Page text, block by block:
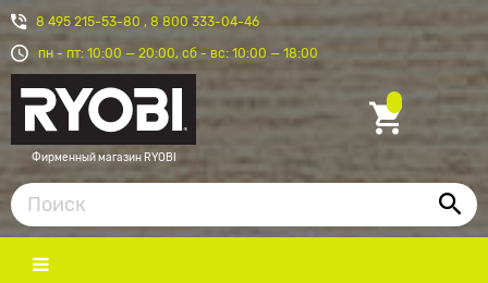
8 495 215-53-80 , 8 800 333-04-46
пн - пт: 10:00 — 20:00, сб - вс: 10:00 — 18:00
Фирменный магазин RYOBI